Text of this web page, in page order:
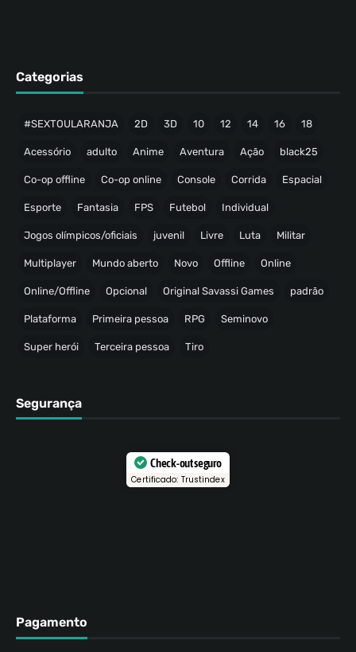
Categorias
#SEXTOULARANJA 2D 3D 10 12 14 16 18
Acessório adulto Anime Aventura Ação black25
Co-op offline Co-op online Console Corrida Espacial
Esporte Fantasia FPS Futebol Individual
Jogos olímpicos/oficiais juvenil Livre Luta Militar
Multiplayer Mundo aberto Novo Offline Online
Online/Offline Opcional Original Savassi Games padrão
Plataforma Primeira pessoa RPG Seminovo
Super herói Terceira pessoa Tiro
Segurança
Check-out seguro
Certificado: Trustindex
Pagamento